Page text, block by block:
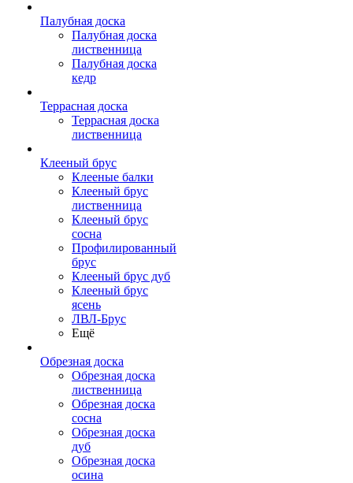
Палубная доска
Палубная доска
лиственница
Палубная доска
кедр
Террасная доска
Террасная доска
лиственница
Клееный брус
Клееные балки
Клееный брус
лиственница
Клееный брус
сосна
Профилированный
брус
Клееный брус дуб
Клееный брус
ясень
ЛВЛ-Брус
Ещё
Обрезная доска
Обрезная доска
лиственница
Обрезная доска
сосна
Обрезная доска
дуб
Обрезная доска
осина